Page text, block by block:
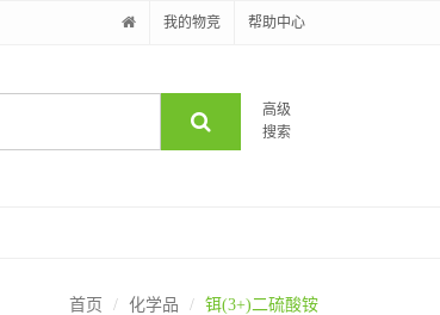
我的物竞 帮助中心
高级
搜索
首页 化学品 铒(3+)二硫酸铵